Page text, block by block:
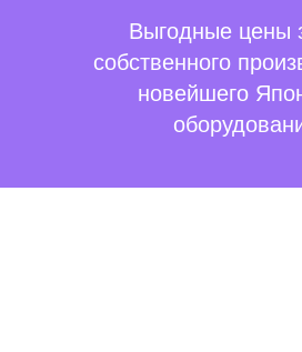
Выгодные цены
собственного
новейшего